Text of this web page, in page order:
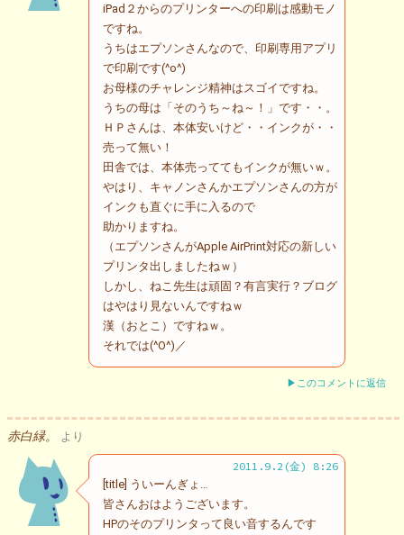
iPad２からのプリンターへの印刷は感動モノ
ですね。
うちはエプソンさんなので、印刷専用アプリ
で印刷です(^o^)
お母様のチャレンジ精神はスゴイですね。
うちの母は「そのうち～ね～！」です・・。
ＨＰさんは、本体安いけど・・インクが・・
売って無い！
田舎では、本体売っててもインクが無いｗ。
やはり、キャノンさんかエプソンさんの方が
インクも直ぐに手に入るので
助かりますね。
（エプソンさんがApple AirPrint対応の新しい
プリンタ出しましたねｗ）
しかし、ねこ先生は頑固？有言実行？ブログ
はやはり見ないんですねｗ
漢（おとこ）ですねｗ。
それでは(^O^)／
▶このコメントに返信
赤白緑。 より
2011.9.2(金) 8:26
[title] ういーんぎょ…
皆さんおはようございます。
HPのそのプリンタって良い音するんです